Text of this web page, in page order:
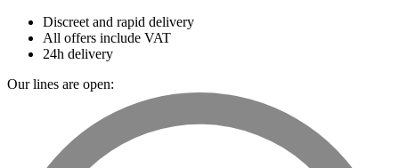
Discreet and rapid delivery
All offers include VAT
24h delivery
Our lines are open: